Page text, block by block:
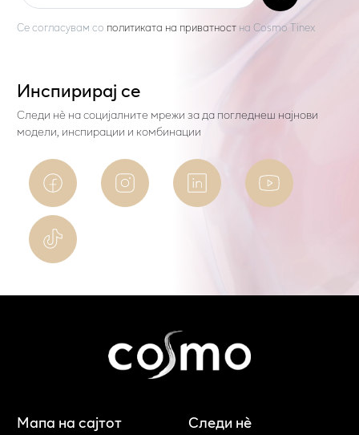
Се согласувам со политиката на приватност на Cosmo Tinex
Инспирирај се
Следи нѐ на социјалните мрежи за да погледнеш најнови
модели, инспирации и комбинации
Мапа на сајтот Следи нè